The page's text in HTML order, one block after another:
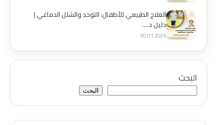
العلاج الطبيعي للأطفال: التوحد والشلل الدماغي |
دليل د.…
30.01.2026
البحث
البحث